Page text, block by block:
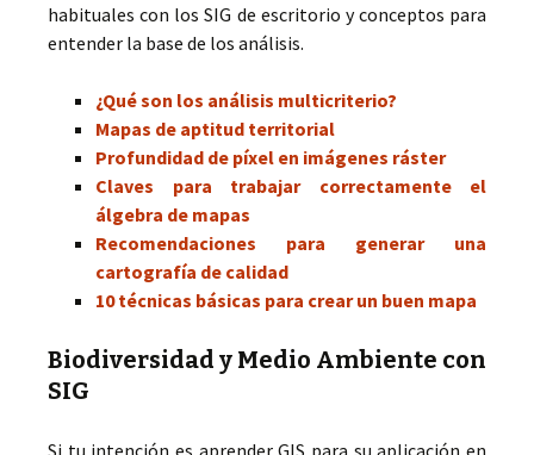
habituales con los SIG de escritorio y conceptos para
entender la base de los análisis.
¿Qué son los análisis multicriterio?
Mapas de aptitud territorial
Profundidad de píxel en imágenes ráster
Claves para trabajar correctamente el
álgebra de mapas
Recomendaciones para generar una
cartografía de calidad
10 técnicas básicas para crear un buen mapa
Biodiversidad y Medio Ambiente con
SIG
Si tu intención es aprender GIS para su aplicación en